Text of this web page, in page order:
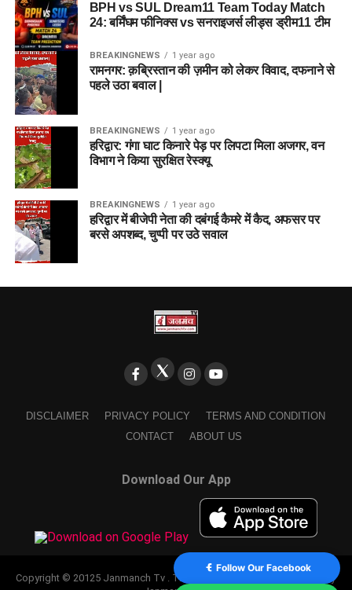
BPH vs SUL Dream11 Team Today Match
24: बर्मिंघम फीनिक्स vs सनराइजर्स लीड्स ड्रीम11 टीम
BREAKINGNEWS 1 year ago
रामनगर: क़ब्रिस्तान की ज़मीन को लेकर विवाद, दफनाने से
पहले उठा बवाल |
BREAKINGNEWS 1 year ago
हरिद्वार: गंगा घाट किनारे पेड़ पर लिपटा मिला अजगर, वन
विभाग ने किया सुरक्षित रेस्क्यू
BREAKINGNEWS 1 year ago
हरिद्वार में बीजेपी नेता की दबंगई कैमरे में कैद, अफसर पर
बरसे अपशब्द, चुप्पी पर उठे सवाल
DISCLAIMER PRIVACY POLICY
TERMS AND CONDITION
CONTACT
ABOUT US
Download Our App
Copyright © 20125 Janmanch Tv . Theme by SSDIGIMARK. powered by
Follow Our Facebook